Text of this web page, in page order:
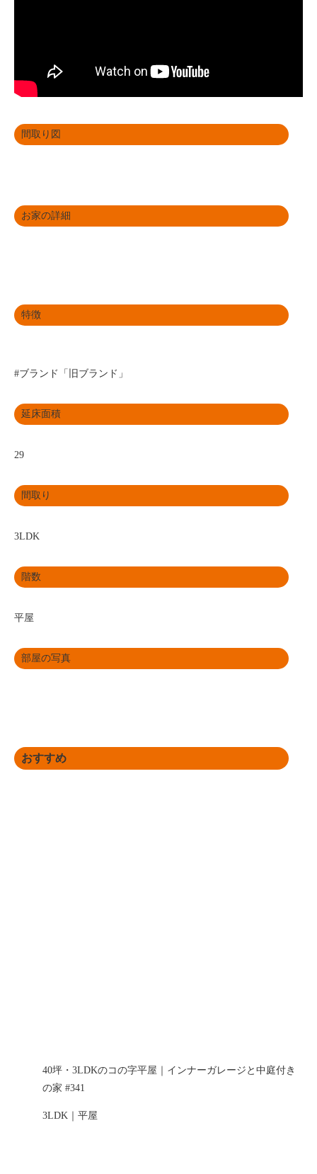
間取り図
お家の詳細
特徴
#ブランド「旧ブランド」
延床面積
29
間取り
3LDK
階数
平屋
部屋の写真
おすすめ
40坪・3LDKのコの字平屋｜インナーガレージと中庭付き
の家 #341
3LDK｜平屋